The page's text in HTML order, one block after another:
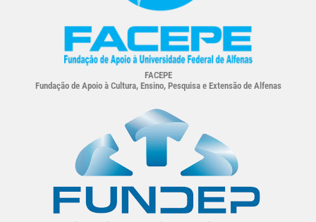
FACEPE
Fundação de Apoio à Cultura, Ensino, Pesquisa e Extensão de Alfenas